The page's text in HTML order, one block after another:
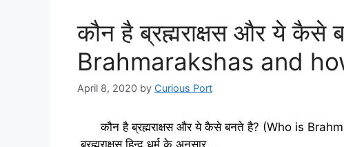
कौन है ब्रह्मराक्षस और ये
Brahmarakshas and
April 8, 2020 by Curious Port
कौन है ब्रह्मराक्षस और ये कैसे बनते है? (Who is
ब्रह्मराक्षस हिन्दू धर्म के अनुसार …